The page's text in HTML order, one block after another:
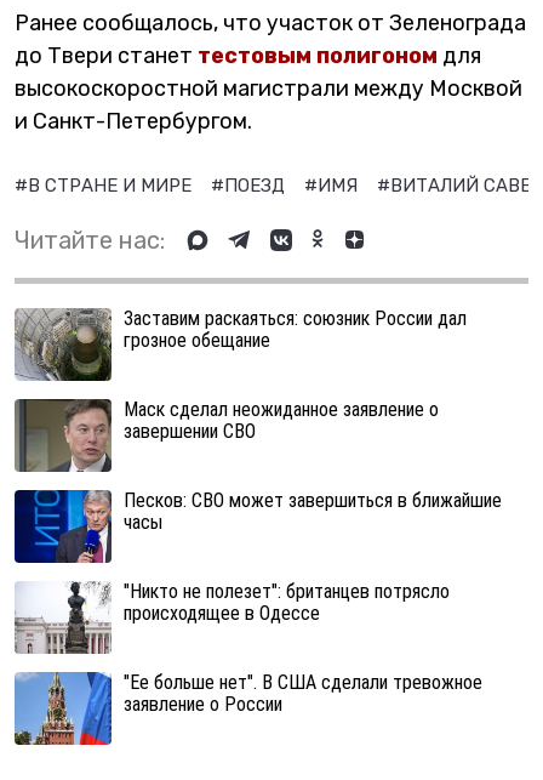
Ранее сообщалось, что участок от Зеленограда
до Твери станет тестовым полигоном для
высокоскоростной магистрали между Москвой
и Санкт-Петербургом.
#В СТРАНЕ И МИРЕ #ПОЕЗД #ИМЯ #ВИТАЛИЙ
Читайте нас:
Заставим раскаяться: союзник России дал
грозное обещание
Маск сделал неожиданное заявление о
завершении СВО
Песков: СВО может завершиться в ближайшие
часы
"Никто не полезет": британцев потрясло
происходящее в Одессе
"Ее больше нет". В США сделали тревожное
заявление о России